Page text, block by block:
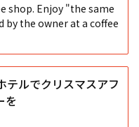
shop. Enjoy "the same
by the owner at a coffee
テルでクリスマスアフ
を